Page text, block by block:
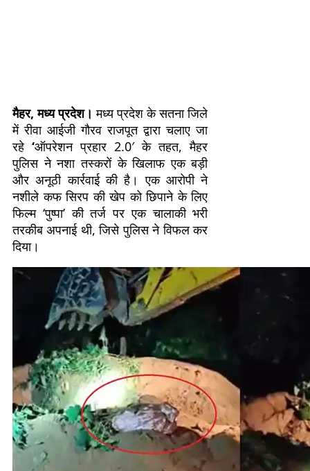
मैहर, मध्य प्रदेश।मध्य प्रदेश के सतना जिले
में रीवा आईजी गौरव राजपूत द्वारा चलाए जा
रहे‘ऑपरेशन प्रहार 2.0′ के तहत, मैहर
पुलिस ने नशा तस्करों के खिलाफ एक बड़ी
और अनूठी कार्रवाई की है। एक आरोपी ने
नशीले कफ सिरप की खेप को छिपाने के लिए
फिल्म ‘पुष्पा’ की तर्ज पर एक चालाकी भरी
तरकीब अपनाई थी, जिसे पुलिस ने विफल कर
दिया।